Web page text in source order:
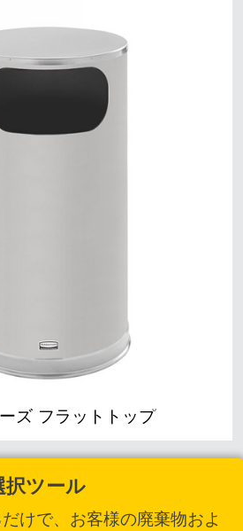
）
ズ フラットトップ
択ツール
けで、お客様の廃棄物およ